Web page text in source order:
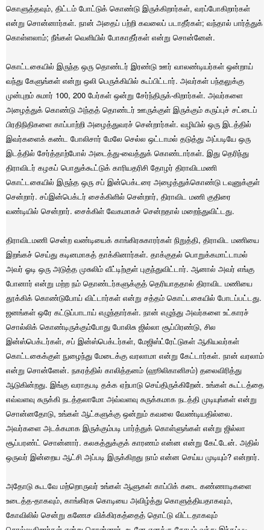
கொளுத்தவும், திட்டம் போட்டுக் கொண்டு இருக்கிறார்கள், வரப்போகிறார்கள்
என்று சொன்னார்கள். நான் அதைப் பற்றி கவலைப் படாதீர்கள்; வந்தால் பார்த்துக்
கொள்ளலாம்; நீங்கள் வெளியில் போகாதீர்கள் என்று சொன்னேன்.
கொட்டகையில் இருந்த ஒரு தொண்டர் இரண்டு ஊர் வாலண்டியர்கள் ஒன்றாய்
வந்து கேளுங்கள் என்று ஒலி பெருக்கியில் கூப்பிட்டார். அவர்கள் பந்தலுக்கு
முன்புறம் சுமார் 100, 200 பேர்கள் ஒன்று சேர்ந்திருக்-கிறார்கள். அவர்களை
அழைத்துக் கொண்டு அந்தத் தொண்டர் ஊருக்குள் இருக்கும் கருப்புச் சட்டைப்
பிரதிநிதிகளை காப்பாற்றி அழைத்துவரச் சென்றார்கள். வழியில் ஒரு இடத்தில்
இவர்களைக் கண்ட போலிசார் மேலே செல்ல ஒட்டாமல் தடுத்து அப்படியே ஒரு
இடத்தில் சேர்த்தாற்போல் அடைத்து-வைத்துக் கொண்டார்கள். இது தெரிந்து
திராவிடர் கழகப் பொதுக்கூட்டுக் காரியதரிசி தோழர் திராவிடமணி
கொட்டகையில் இருந்த ஒரு சப் இன்பெக்டரை அழைத்துக்கொண்டு டவுனுக்குள்
சென்றார். சப்இன்பெக்டர் சைக்கிளில் சென்றார், திராவிட மணி குதிரை
வண்டியில் சென்றார். சைக்கிள் வேகமாகச் சென்றதால் மறைந்துவிட்டது.
திராவிடமணி சென்ற வண்டியைக் காங்கிரசுகாரர்கள் நிறுத்தி, திராவிட மணியை
இறங்கச் செய்து கடினமாகத் தாக்கினார்கள். தாக்குதல் பொறுக்கமாட்டாமல்
அவர் ஓடி ஒரு அடுத்த முசுலிம் வீட்டிற்குள் புகுந்துவிட்டார். ஆனால் அவர் எங்கு
போனார் என்று மற்ற நம் தொண்டர்களுக்குத் தெரியாததால் திராவிட மணியை
தூக்கிக் கொண்டுபோய் விட்டார்கள் என்று சத்தம் கொட்டகையில் போடப்பட்டது.
ஜனங்கள் ஒரே கட்டுப்பாடாய் எழுந்தார்கள். நான் எழுந்து அவர்களை உட்காரச்
சொல்லிக் கொண்டிருக்கும்போது போலிசு ஜில்லா சூப்பிரண்டு, சில
இன்ஸ்பெக்டர்கள், சப் இன்ஸ்பெக்டர்கள், மேஜிஸ்ட்ரேட்டுகள் ஆகியவர்கள்
கொட்டகைக்குள் நுழைந்து மேடைக்கு வரலாமா என்று கேட்டார்கள். நான் வரலாம்
என்று சொன்னேன். நகரத்தில் காலித்தனம் (ஹூலிகானிசம்) தலைவிரித்து
ஆடுகின்றது. இங்கு வராதபடி தக்க ஏற்பாடு செய்திருக்கிறேன். உங்கள் கூட்டத்தை
எவ்வளவு சுருக்கி நடத்தலாமோ அவ்வளவு சுருக்கமாக நடத்தி முடியுங்கள் என்று
சொன்னதோடு, உங்கள் ஆட்களுக்கு ஒன்றும் கவலை வேண்டியதில்லை.
அவர்களை அடக்கமாக இருக்கும்படி பார்த்துக் கொள்ளுங்கள் என்று ஜில்லா
சூப்பரண்ட் சொன்னார். கலகத்துக்குக் காரணம் என்ன என்று கேட்டேன். அதில்
ஒருவர் இன்றைய ஆட்சி அப்படி இருக்கிறது நாம் என்ன செய்ய முடியும்? என்றார்.
அதோடு கூடவே மற்றொருவர் உங்கள் ஆளுகள் காப்பிக் கடை கண்ணாடிகளை
உடைத்த-தாகவும், காங்கிரசு கொடியை அவிழ்த்து கொளுத்தியதாகவும்,
கோவிலில் சென்று கணேச விக்கிரகத்தைத் தொட்டு விட்டதாகவும்